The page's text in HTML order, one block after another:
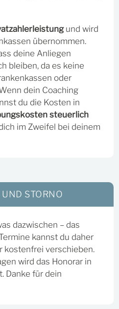
und wird
übernommen.
deine Anliegen
bleiben, da es keine
oder
dein Coaching
du die Kosten in
steuerlich
im Zweifel bei deinem
STORNO
dazwischen – das
kannst du daher
kostenfrei verschieben.
wird das Honorar in
Danke für dein